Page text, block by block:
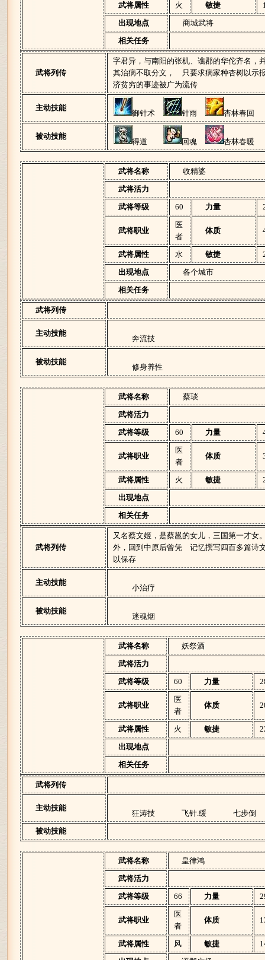
武将属性 火 敏捷
出现地点
商城武将
相关任务
武将列传
字君异，与南阳的张机、谯郡的华佗齐名，
其治病不取分文， 只要求病家种杏树以示
济贫穷的事迹被广为流传
主动技能
御针术 针雨 杏林春回
被动技能
得道 回魂 杏林春暖
武将名称
收精婆
武将活力
武将等级
60 力量
武将职业
医
者
体质
武将属性 水 敏捷
出现地点
各个城市
相关任务
武将列传
主动技能
奔流技
被动技能
修身养性
武将名称
蔡琰
武将活力
武将等级
60 力量
武将职业
医
者
体质
武将属性 火 敏捷
出现地点
相关任务
武将列传
又名蔡文姬，是蔡邕的女儿，三国第一才女
外，回到中原后曾凭 记忆撰写四百多篇诗
以保存
主动技能
小治疗
被动技能
迷魂烟
武将名称
妖祭酒
武将活力
武将等级
60 力量
武将职业
医
者
体质
武将属性 火 敏捷
出现地点
相关任务
武将列传
主动技能
狂涛技 飞针.缓
七步倒
被动技能
武将名称
皇律鸿
武将活力
武将等级
66 力量
武将职业
医
者
体质
武将属性 风 敏捷